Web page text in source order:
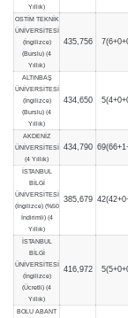
Yıllık)
OSTİM TEKNİK
ÜNİVERSİTESİ
(İngilizce)
(Burslu) (4
Yıllık)
435,756
ALTINBAŞ
ÜNİVERSİTESİ
(İngilizce)
(Burslu) (4
Yıllık)
434,650
AKDENİZ
ÜNİVERSİTESİ
(4 Yıllık)
434,790
İSTANBUL
BİLGİ
ÜNİVERSİTESİ
(İngilizce) (%50
İndirimli) (4
Yıllık)
385,679
İSTANBUL
BİLGİ
ÜNİVERSİTESİ
(İngilizce)
(Ücretli) (4
Yıllık)
416,972
BOLU ABANT